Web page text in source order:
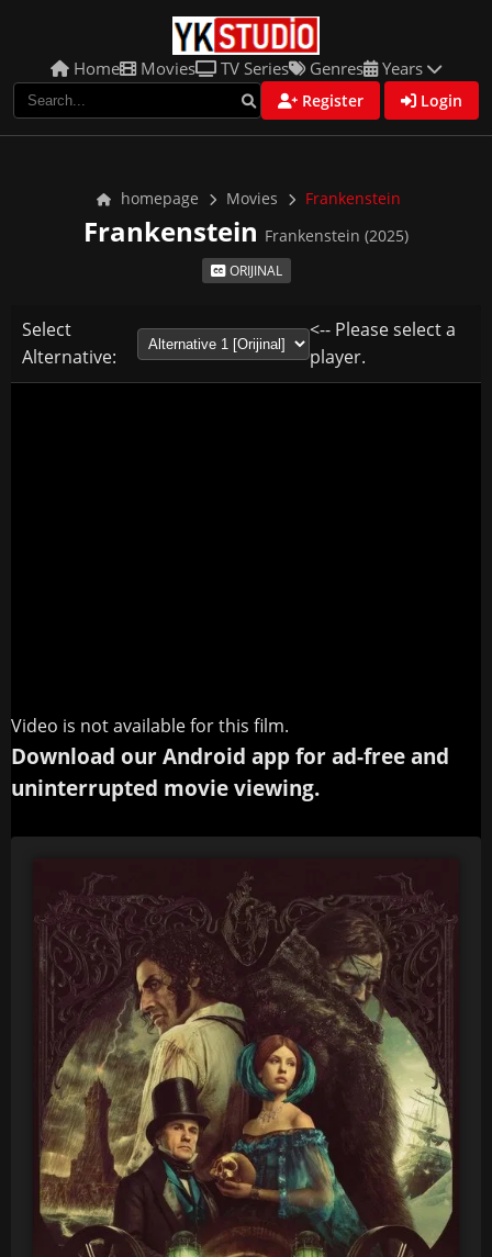
Home Movies TV Series Genres Years
Register Login
homepage Movies Frankenstein
Frankenstein Frankenstein (2025)
ORIJINAL
Select
Alternative:
<-- Please select a
player.
Video is not available for this film.
Download our Android app for ad-free and
uninterrupted movie viewing.